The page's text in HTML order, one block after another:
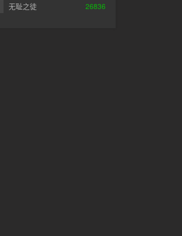
无耻之徒 26836